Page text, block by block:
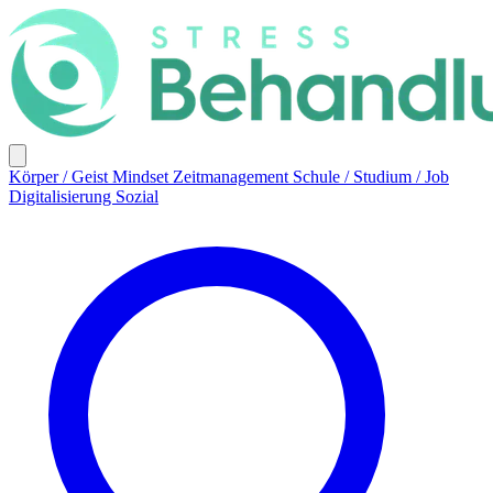
Körper / Geist Mindset Zeitmanagement Schule / Studium / Job
Digitalisierung Sozial